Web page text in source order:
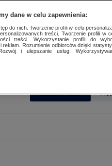
SUBSKRYBUJ
dane w celu zapewnienia:
do nich. Tworzenie profili w celu
treści. Tworzenie profili w
treści. Wykorzystanie profili do
Rozumienie odbiorców dzięki
i ulepszanie usług.